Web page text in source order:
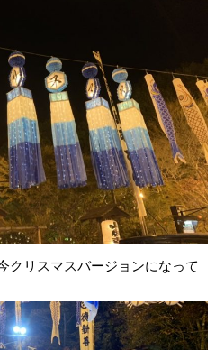
クリスマスバージョンになって